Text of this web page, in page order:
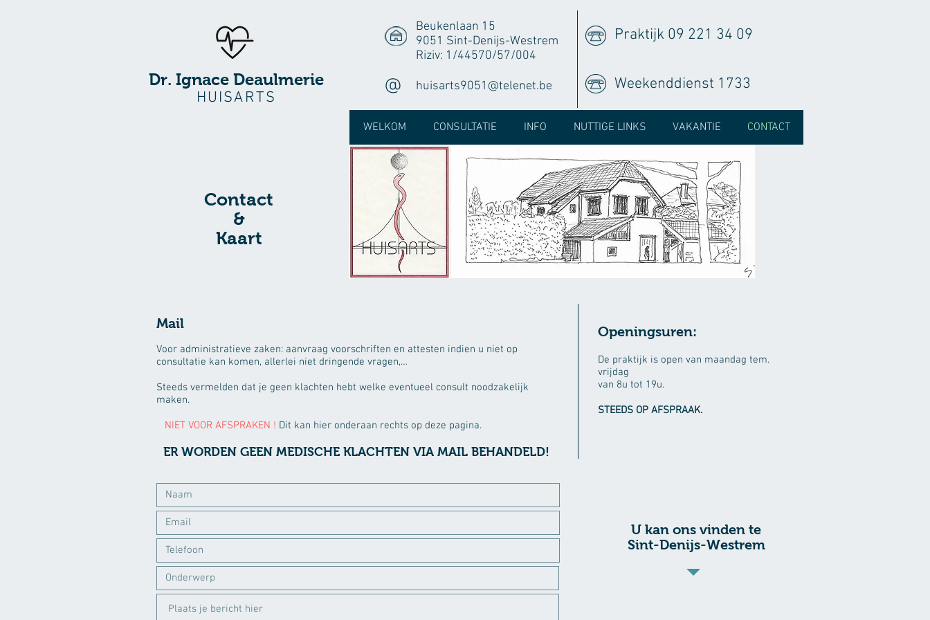
Dr. Ignace Deaulmerie
HUISARTS
Beukenlaan 15
9051 Sint-Denijs-Westrem
Riziv: 1/44570/57/004
@ huisarts9051@telenet.be
Praktijk 09 221 34 09
Weekenddienst 1733
WELKOM CONSULTATIE INFO NUTTIGE LINKS VAKANTIE CONTACT
Contact
&
Kaart
Mail
Voor administratieve zaken: aanvraag voorschriften en attesten indien u niet op
consultatie kan komen, allerlei niet dringende vragen,…
Steeds vermelden dat je geen klachten hebt welke eventueel consult noodzakelijk
maken.
NIET VOOR AFSPRAKEN ! Dit kan hier onderaan rechts op deze pagina.
ER WORDEN GEEN MEDISCHE KLACHTEN VIA MAIL BEHANDELD!
Openingsuren:
De praktijk is open van maandag tem.
vrijdag
van 8u tot 19u.
STEEDS OP AFSPRAAK.
U kan ons vinden te
Sint-Denijs-Westrem